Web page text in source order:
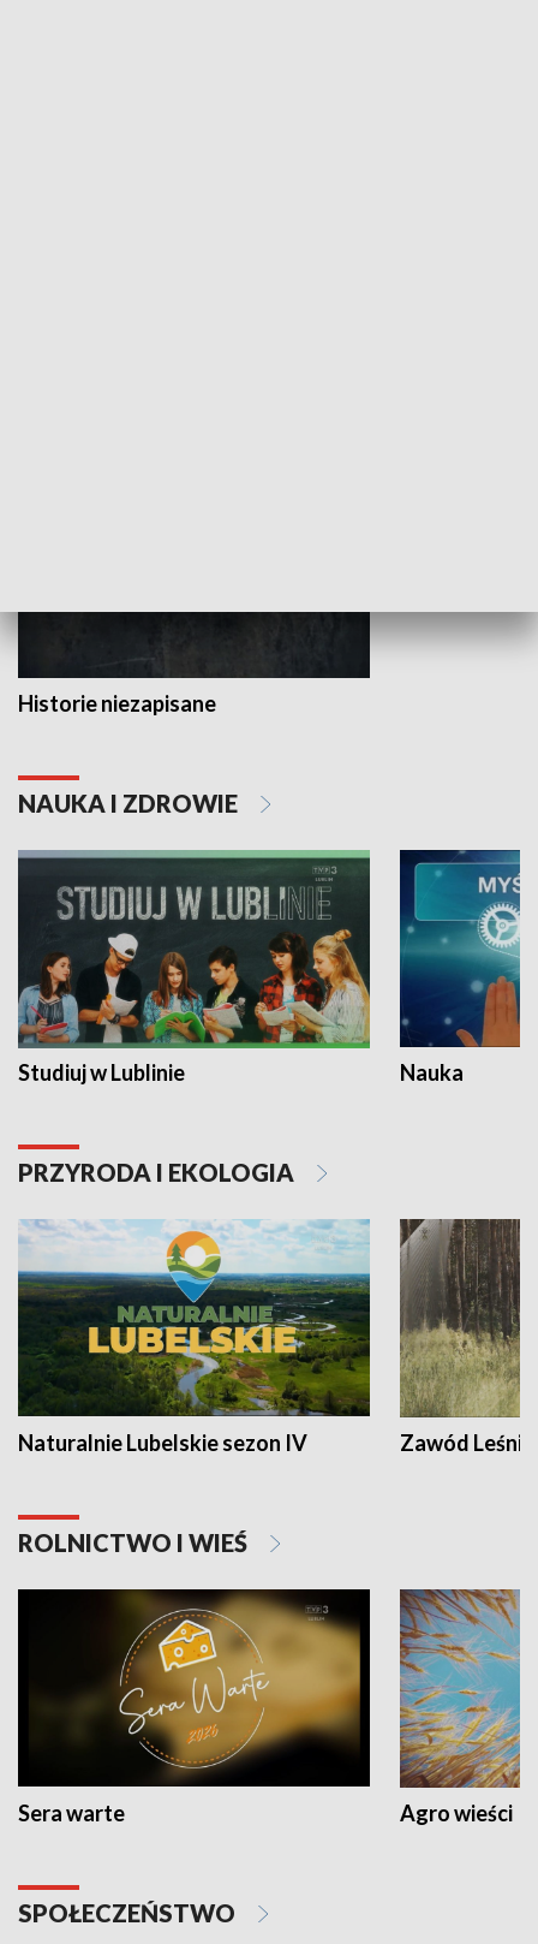
Historie niezapisane
NAUKA I ZDROWIE
Studiuj w Lublinie Nauka
PRZYRODA I EKOLOGIA
Naturalnie Lubelskie sezon IV Zawód Leśnik
ROLNICTWO I WIEŚ
Sera warte Agro wieści
SPOŁECZEŃSTWO